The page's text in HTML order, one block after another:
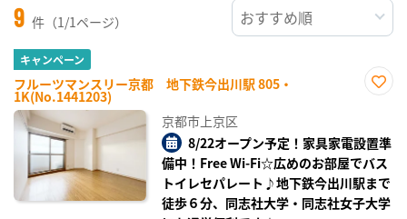
9 件（1/1ページ）
キャンペーン
フルーツマンスリー京都 地下鉄今出川駅 805・
1K(No.1441203)
録
京都市上京区
8/22オープン予定！家具家電設置準
備中！Free Wi-Fi☆広めのお部屋でバス
トイレセパレート♪地下鉄今出川駅まで
徒歩６分、同志社大学・同志社女子大学